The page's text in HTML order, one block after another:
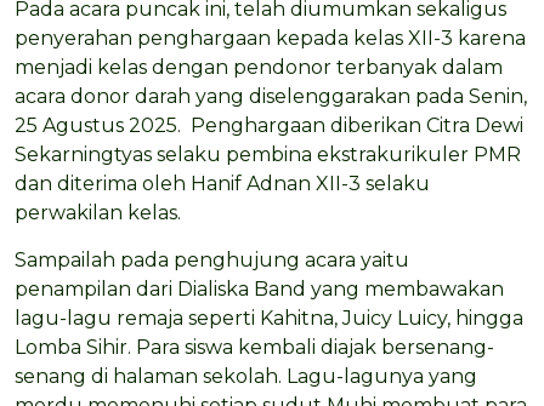
Pada acara puncak ini, telah diumumkan sekaligus
penyerahan penghargaan kepada kelas XII-3 karena
menjadi kelas dengan pendonor terbanyak dalam
acara donor darah yang diselenggarakan pada Senin,
25 Agustus 2025. Penghargaan diberikan Citra Dewi
Sekarningtyas selaku pembina ekstrakurikuler PMR
dan diterima oleh Hanif Adnan XII-3 selaku
perwakilan kelas.
Sampailah pada penghujung acara yaitu
penampilan dari Dialiska Band yang membawakan
lagu-lagu remaja seperti Kahitna, Juicy Luicy, hingga
Lomba Sihir. Para siswa kembali diajak bersenang-
senang di halaman sekolah. Lagu-lagunya yang